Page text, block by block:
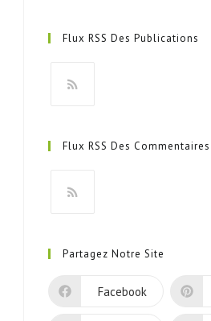
Flux RSS Des Publications
un
onglet
Flux RSS Des Commentaires
un
nouvel
Partagez Notre Site
Facebook